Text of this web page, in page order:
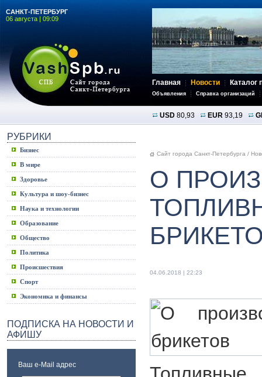
САНКТ-ПЕТЕРБУРГ
06 августа | 09:09
Главная Новости Каталог
Объявления Справка организаций
USD 80,93 EUR 93,19
РУБРИКИ
Бизнес
В мире
Здоровье
Культура и шоу-бизнес
Наука и технологии
Образование
Общество
Политика
Происшествия
Спорт
Экономика и финансы
ПОДПИСКА НА НОВОСТИ И
АФИШУ
Ваш e-Mail адрес
Сайт города Санкт-Петербурга /
О
04.06.2018 | 22:23